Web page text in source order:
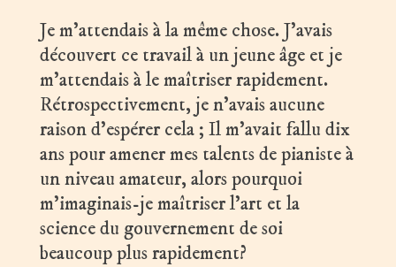
Je m’attendais à la même chose. J’avais
découvert ce travail à un jeune âge et je
m’attendais à le maîtriser rapidement.
Rétrospectivement, je n’avais aucune
raison d’espérer cela ; Il m’avait fallu dix
ans pour amener mes talents de pianiste à
un niveau amateur, alors pourquoi
m’imaginais-je maîtriser l’art et la
science du gouvernement de soi
beaucoup plus rapidement?